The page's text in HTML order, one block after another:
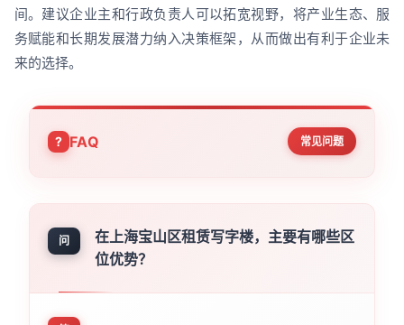
间。建议企业主和行政负责人可以拓宽视野，将产业生态、服
务赋能和长期发展潜力纳入决策框架，从而做出有利于企业未
来的选择。
FAQ 常见问题
问
在上海宝山区租赁写字楼，主要有哪些区
位优势？